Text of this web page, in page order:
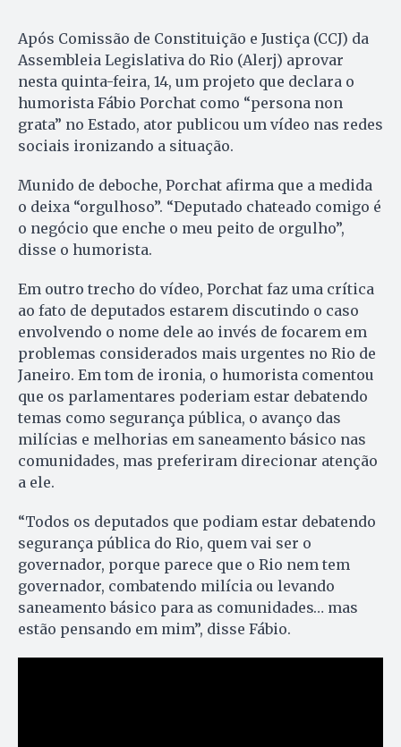
Após Comissão de Constituição e Justiça (CCJ) da
Assembleia Legislativa do Rio (Alerj) aprovar
nesta quinta-feira, 14, um projeto que declara o
humorista Fábio Porchat como “persona non
grata” no Estado, ator publicou um vídeo nas redes
sociais ironizando a situação.
Munido de deboche, Porchat afirma que a medida
o deixa “orgulhoso”. “Deputado chateado comigo é
o negócio que enche o meu peito de orgulho”,
disse o humorista.
Em outro trecho do vídeo, Porchat faz uma crítica
ao fato de deputados estarem discutindo o caso
envolvendo o nome dele ao invés de focarem em
problemas considerados mais urgentes no Rio de
Janeiro. Em tom de ironia, o humorista comentou
que os parlamentares poderiam estar debatendo
temas como segurança pública, o avanço das
milícias e melhorias em saneamento básico nas
comunidades, mas preferiram direcionar atenção
a ele.
“Todos os deputados que podiam estar debatendo
segurança pública do Rio, quem vai ser o
governador, porque parece que o Rio nem tem
governador, combatendo milícia ou levando
saneamento básico para as comunidades… mas
estão pensando em mim”, disse Fábio.